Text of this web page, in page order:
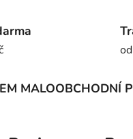
MALOOBCHODNÍ